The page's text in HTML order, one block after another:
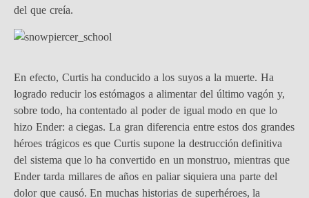
del que creía.
En efecto, Curtis ha conducido a los suyos a la muerte. Ha
logrado reducir los estómagos a alimentar del último vagón y,
sobre todo, ha contentado al poder de igual modo en que lo
hizo Ender: a ciegas. La gran diferencia entre estos dos grandes
héroes trágicos es que Curtis supone la destrucción definitiva
del sistema que lo ha convertido en un monstruo, mientras que
Ender tarda millares de años en paliar siquiera una parte del
dolor que causó. En muchas historias de superhéroes, la